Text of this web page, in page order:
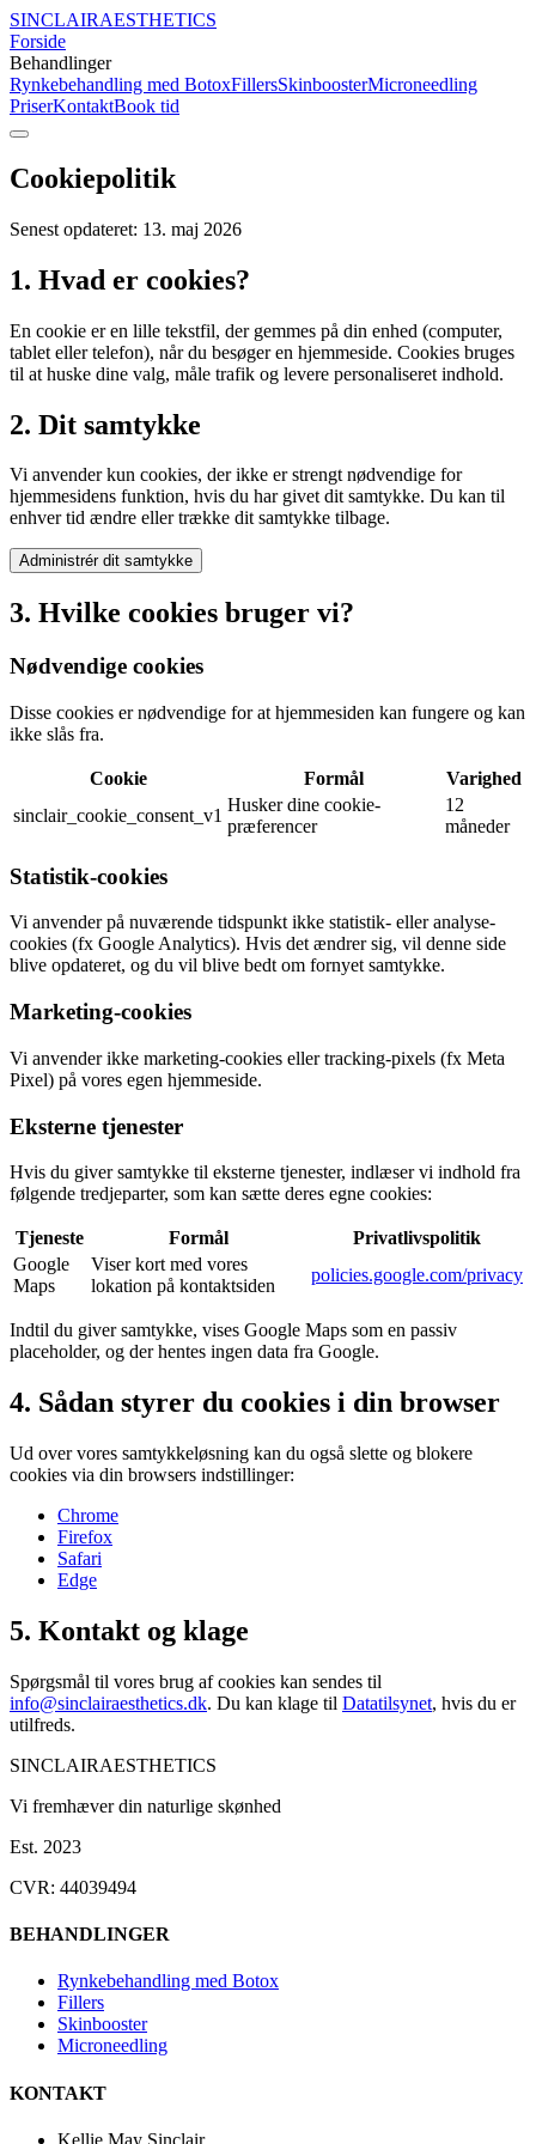
SINCLAIRAESTHETICS
Forside
Behandlinger
Rynkebehandling med BotoxFillersSkinboosterMicroneedling
PriserKontaktBook tid
Cookiepolitik
Senest opdateret: 13. maj 2026
1. Hvad er cookies?
En cookie er en lille tekstfil, der gemmes på din enhed (computer,
tablet eller telefon), når du besøger en hjemmeside. Cookies bruges
til at huske dine valg, måle trafik og levere personaliseret indhold.
2. Dit samtykke
Vi anvender kun cookies, der ikke er strengt nødvendige for
hjemmesidens funktion, hvis du har givet dit samtykke. Du kan til
enhver tid ændre eller trække dit samtykke tilbage.
Administrér dit samtykke
3. Hvilke cookies bruger vi?
Nødvendige cookies
Disse cookies er nødvendige for at hjemmesiden kan fungere og kan
ikke slås fra.
Cookie Formål
Varighed
sinclair_cookie_consent_v1
Husker dine cookie-
præferencer
12
måneder
Statistik-cookies
Vi anvender på nuværende tidspunkt ikke statistik- eller analyse-
cookies (fx Google Analytics). Hvis det ændrer sig, vil denne side
blive opdateret, og du vil blive bedt om fornyet samtykke.
Marketing-cookies
Vi anvender ikke marketing-cookies eller tracking-pixels (fx Meta
Pixel) på vores egen hjemmeside.
Eksterne tjenester
Hvis du giver samtykke til eksterne tjenester, indlæser vi indhold fra
følgende tredjeparter, som kan sætte deres egne cookies:
Tjeneste Formål
Privatlivspolitik
Google
Maps
Viser kort med vores
lokation på kontaktsiden
policies.google.com/privacy
Indtil du giver samtykke, vises Google Maps som en passiv
placeholder, og der hentes ingen data fra Google.
4. Sådan styrer du cookies i din browser
Ud over vores samtykkeløsning kan du også slette og blokere
cookies via din browsers indstillinger:
Chrome
Firefox
Safari
Edge
5. Kontakt og klage
Spørgsmål til vores brug af cookies kan sendes til
info@sinclairaesthetics.dk. Du kan klage til Datatilsynet, hvis du er
utilfreds.
SINCLAIRAESTHETICS
Vi fremhæver din naturlige skønhed
Est. 2023
CVR: 44039494
BEHANDLINGER
Rynkebehandling med Botox
Fillers
Skinbooster
Microneedling
KONTAKT
Kellie May Sinclair